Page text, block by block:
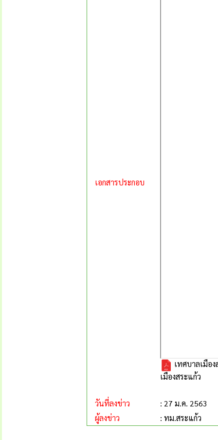
เอกสารประกอบ
เทศบาลเมือ
เมืองสระแก้ว
วันที่ลงข่าว
: 27 ม.ค. 2563
ผู้ลงข่าว
: ทม.สระแก้ว